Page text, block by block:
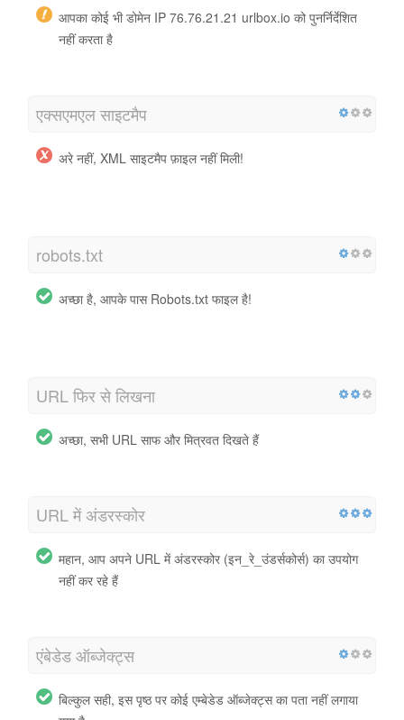
आपका कोई भी डोमेन IP 76.76.21.21 urlbox.io को पुनर्निर्देशित
नहीं करता है
एक्सएमएल साइटमैप
अरे नहीं, XML साइटमैप फ़ाइल नहीं मिली!
robots.txt
अच्छा है, आपके पास Robots.txt फाइल है!
URL फिर से लिखना
अच्छा, सभी URL साफ और मित्रवत दिखते हैं
URL में अंडरस्कोर
महान, आप अपने URL में अंडरस्कोर (इन_रे_उंडर्सकोर्स) का उपयोग
नहीं कर रहे हैं
एंबेडेड ऑब्जेक्ट्स
बिल्कुल सही, इस पृष्ठ पर कोई एम्बेडेड ऑब्जेक्ट्स का पता नहीं लगाया